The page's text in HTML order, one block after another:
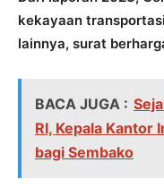
kekayaan
lainnya, surat
BACA JUGA :
RI, Kepala Kantor
bagi Sembako